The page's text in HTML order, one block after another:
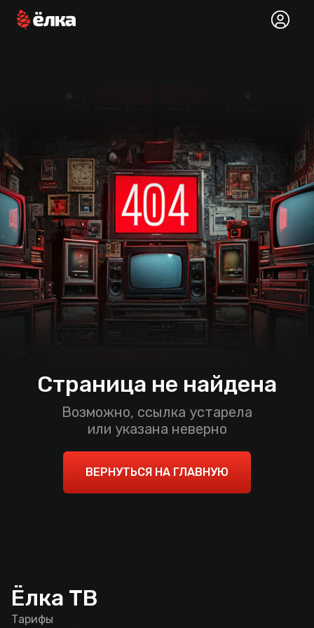
Страница не найдена
Возможно, ссылка устарела
или указана неверно
ВЕРНУТЬСЯ НА ГЛАВНУЮ
Ёлка ТВ
Тарифы